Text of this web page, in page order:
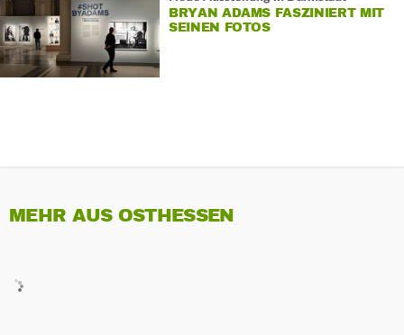
BRYAN ADAMS FASZINIERT MIT
SEINEN FOTOS
MEHR AUS OSTHESSEN